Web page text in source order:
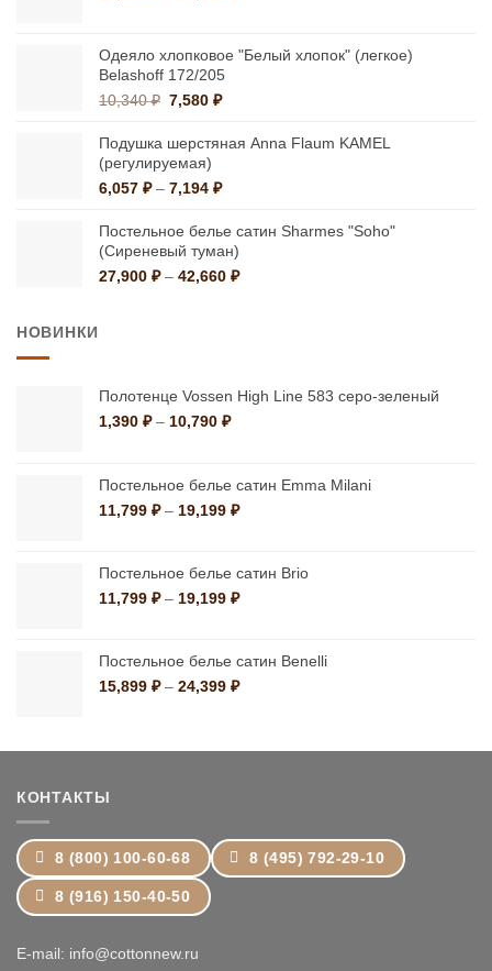
–
Одеяло хлопковое "Белый хлопок" (легкое)
Belashoff 172/205
10,340₽ Первоначальная
составляла
10,340 ₽.
7,580₽Текущая
7,580 ₽.
Подушка шерстяная Anna Flaum KAMEL
(регулируемая)
6,057 ₽ – 7,194 ₽Диапазон
6,057 ₽
–
7,194 ₽
Постельное белье сатин Sharmes "Soho"
(Сиреневый туман)
27,900 ₽ – 42,660 ₽Диапазон
НОВИНКИ
Полотенце Vossen High Line 583 серо-зеленый
1,390 ₽ – 10,790 ₽Диапазон
–
10,790 ₽
Постельное белье сатин Emma Milani
11,799 ₽ – 19,199 ₽Диапазон
–
19,199 ₽
Постельное белье сатин Brio
11,799 ₽ – 19,199 ₽Диапазон
–
19,199 ₽
Постельное белье сатин Benelli
15,899 ₽ – 24,399 ₽Диапазон
–
КОНТАКТЫ
8 (800) 100-60-68 8 (495) 792-29-10
8 (916) 150-40-50
E-mail: info@cottonnew.ru